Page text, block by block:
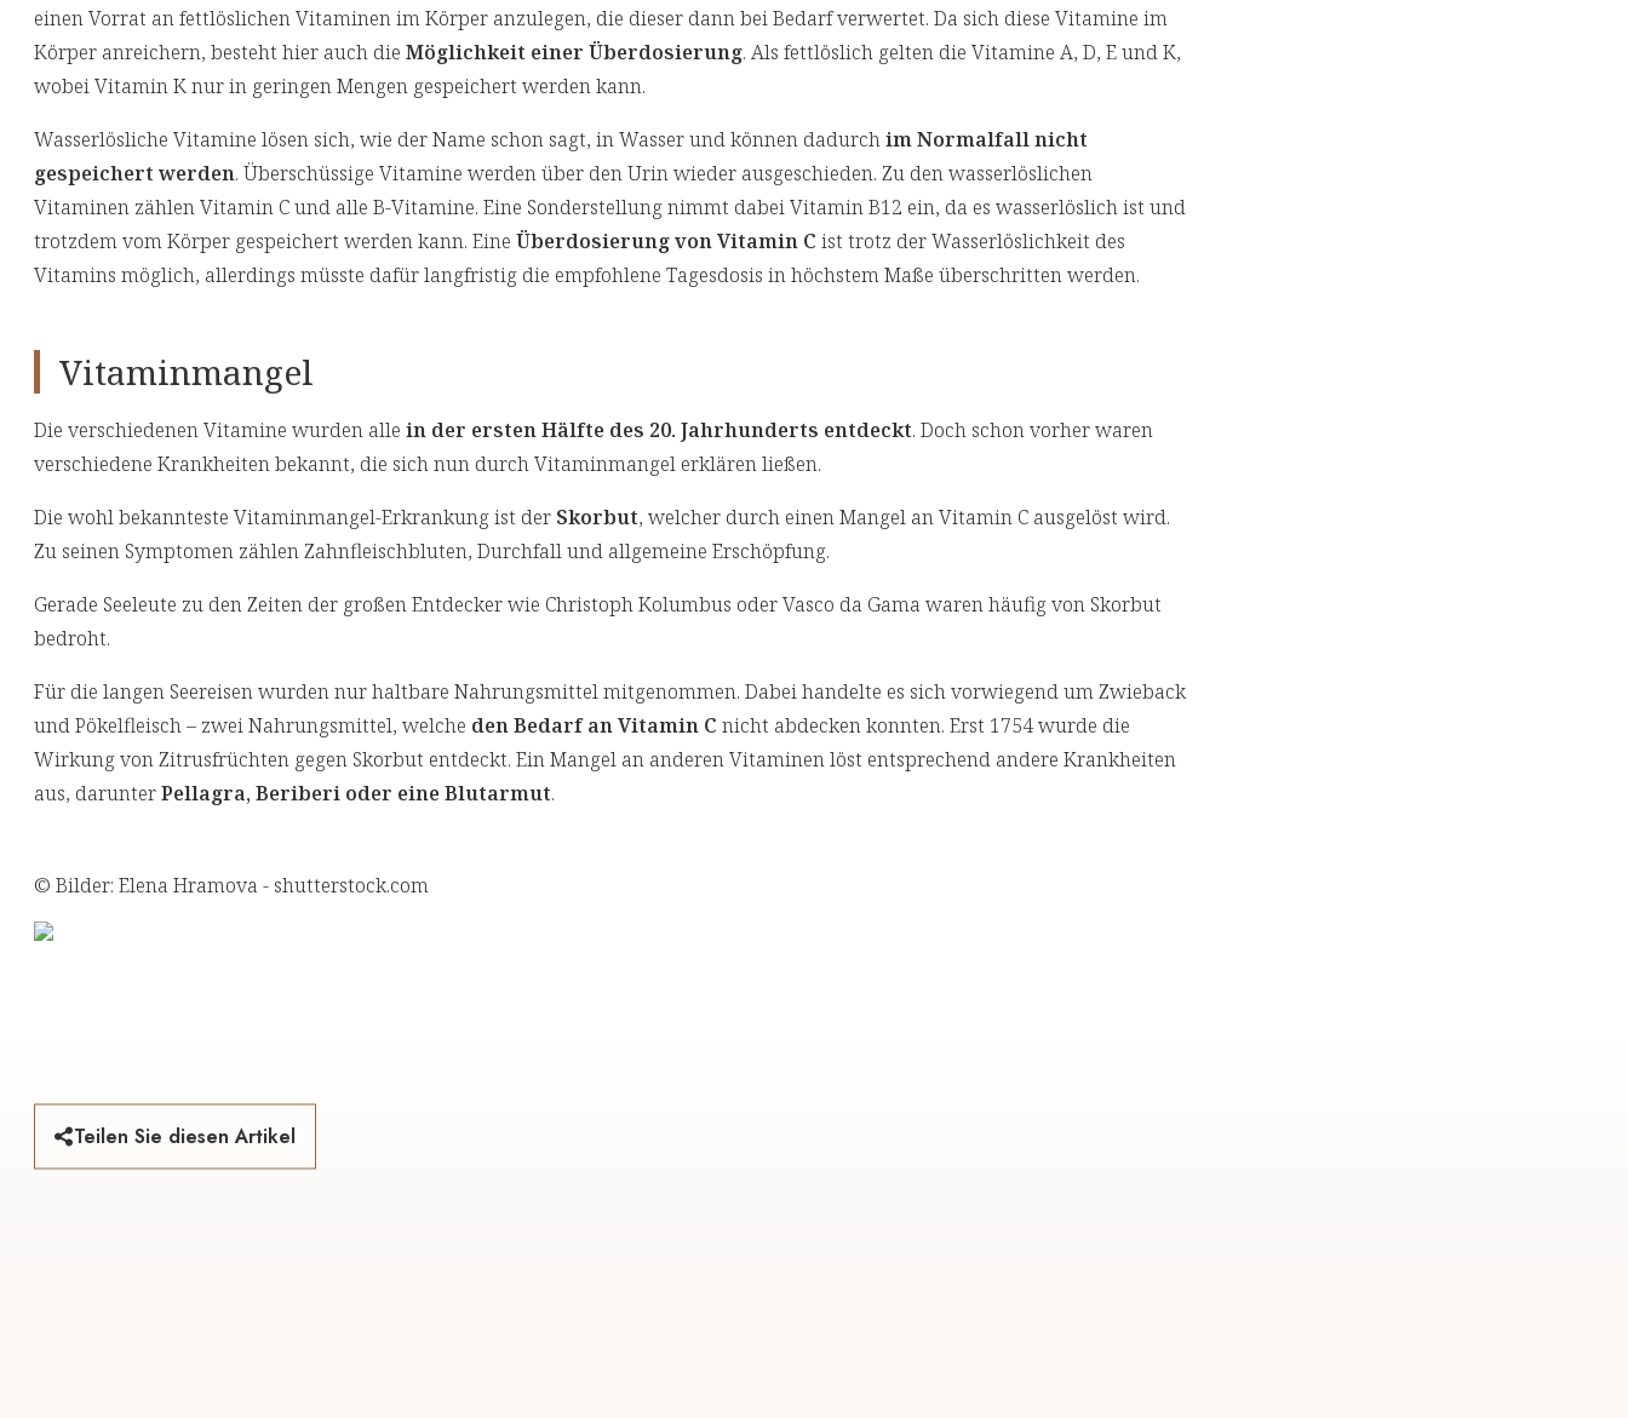
einen Vorrat an fettlöslichen Vitaminen im Körper anzulegen, die dieser dann bei Bedarf verwertet. Da sich diese Vitamine im
Körper anreichern, besteht hier auch die Möglichkeit einer Überdosierung. Als fettlöslich gelten die Vitamine A, D, E und K,
wobei Vitamin K nur in geringen Mengen gespeichert werden kann.
Wasserlösliche Vitamine lösen sich, wie der Name schon sagt, in Wasser und können dadurchim Normalfall nicht
gespeichert werden. Überschüssige Vitamine werden über den Urin wieder ausgeschieden. Zu den wasserlöslichen
Vitaminen zählen Vitamin C und alle B-Vitamine. Eine Sonderstellung nimmt dabei Vitamin B12 ein, da es wasserlöslich ist und
trotzdem vom Körper gespeichert werden kann. Eine Überdosierung von Vitamin C ist trotz der Wasserlöslichkeit des
Vitamins möglich, allerdings müsste dafür langfristig die empfohlene Tagesdosis in höchstem Maße überschritten werden.
Vitaminmangel
Die verschiedenen Vitamine wurden alle in der ersten Hälfte des 20. Jahrhunderts entdeckt. Doch schon vorher waren
verschiedene Krankheiten bekannt, die sich nun durch Vitaminmangel erklären ließen.
Die wohl bekannteste Vitaminmangel-Erkrankung ist der Skorbut, welcher durch einen Mangel an Vitamin C ausgelöst wird.
Zu seinen Symptomen zählen Zahnfleischbluten, Durchfall und allgemeine Erschöpfung.
Gerade Seeleute zu den Zeiten der großen Entdecker wie Christoph Kolumbus oder Vasco da Gama waren häufig von Skorbut
bedroht.
Für die langen Seereisen wurden nur haltbare Nahrungsmittel mitgenommen. Dabei handelte es sich vorwiegend um Zwieback
und Pökelfleisch – zwei Nahrungsmittel, welche den Bedarf an Vitamin C nicht abdecken konnten. Erst 1754 wurde die
Wirkung von Zitrusfrüchten gegen Skorbut entdeckt. Ein Mangel an anderen Vitaminen löst entsprechend andere Krankheiten
aus, darunterPellagra, Beriberi oder eine Blutarmut.
© Bilder: Elena Hramova - shutterstock.com
Teilen Sie diesen Artikel